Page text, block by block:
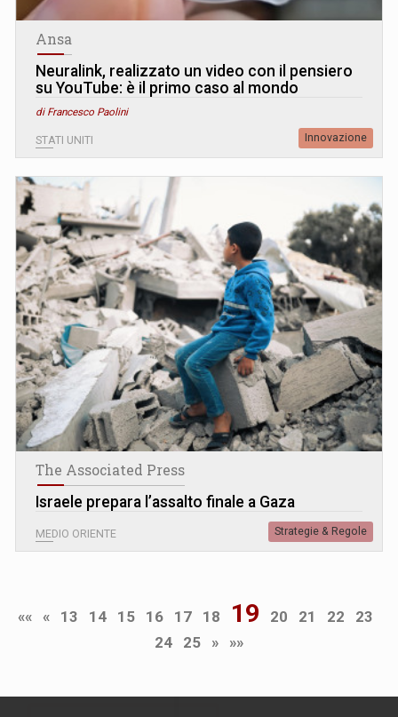
Ansa
Neuralink, realizzato un video con il pensiero
su YouTube: è il primo caso al mondo
di Francesco Paolini
STATI UNITI Innovazione
The Associated Press
Israele prepara l’assalto finale a Gaza
MEDIO ORIENTE Strategie & Regole
«« « 13 14 15 16 17 18 19 20 21 22
23
24
25 » »»